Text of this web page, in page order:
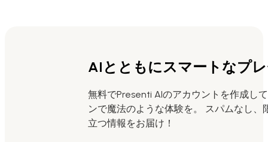
AIとともにスマートなプ
無料でPresenti AIのアカウントを作成し
ンで魔法のような体験を。 スパムなし、
立つ情報をお届け！